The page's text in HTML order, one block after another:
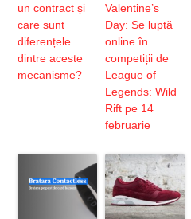
un contract și
care sunt
diferențele
dintre aceste
mecanisme?
Valentine’s
Day: Se luptă
online în
competiții de
League of
Legends: Wild
Rift pe 14
februarie